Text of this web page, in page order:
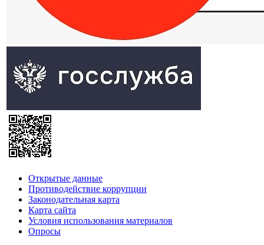
Открытые данные
Противодействие коррупции
Законодательная карта
Карта сайта
Условия использования материалов
Опросы